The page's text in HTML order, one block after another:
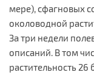
мере), сфагновых
околоводной
За три недели
описаний. В том
растительность 26